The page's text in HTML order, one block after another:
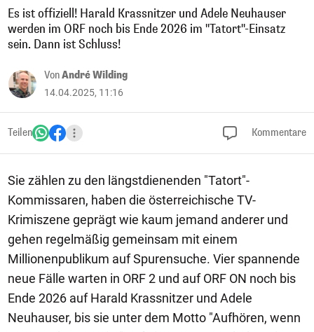
Es ist offiziell! Harald Krassnitzer und Adele Neuhauser
werden im ORF noch bis Ende 2026 im "Tatort"-Einsatz
sein. Dann ist Schluss!
VonAndré Wilding
14.04.2025, 11:16
Teilen Kommentare
Sie zählen zu den längstdienenden "Tatort"-
Kommissaren, haben die österreichische TV-
Krimiszene geprägt wie kaum jemand anderer und
gehen regelmäßig gemeinsam mit einem
Millionenpublikum auf Spurensuche. Vier spannende
neue Fälle warten in ORF 2 und auf ORF ON noch bis
Ende 2026 auf Harald Krassnitzer und Adele
Neuhauser, bis sie unter dem Motto "Aufhören, wenn